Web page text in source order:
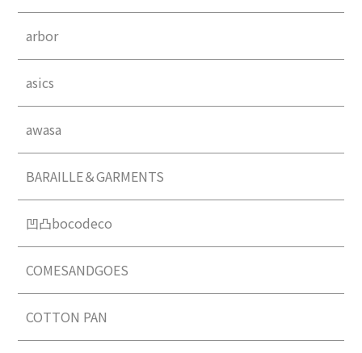
arbor
asics
awasa
BARAILLE＆GARMENTS
凹凸bocodeco
COMESANDGOES
COTTON PAN